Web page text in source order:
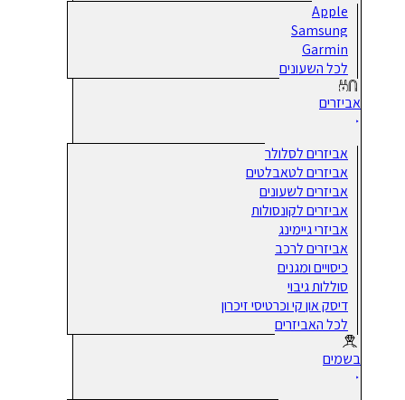
Apple
Samsung
Garmin
לכל השעונים
אביזרים
אביזרים לסלולר
אביזרים לטאבלטים
אביזרים לשעונים
אביזרים לקונסולות
אביזרי גיימינג
אביזרים לרכב
כיסויים ומגנים
סוללות גיבוי
דיסק און קי וכרטיסי זיכרון
לכל האביזרים
בשמים